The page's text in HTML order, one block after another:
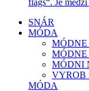
flags“. Je
SNÁR
MÓDA
MÓDNE
MÓDNI
VYROB
MÓDA